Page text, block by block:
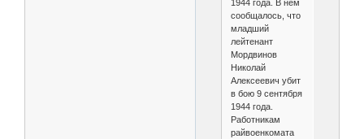
1944 года. В нем
сообщалось, что
младший
лейтенант
Мордвинов
Николай
Алексеевич убит
в бою 9 сентября
1944 года.
Работникам
райвоенкомата